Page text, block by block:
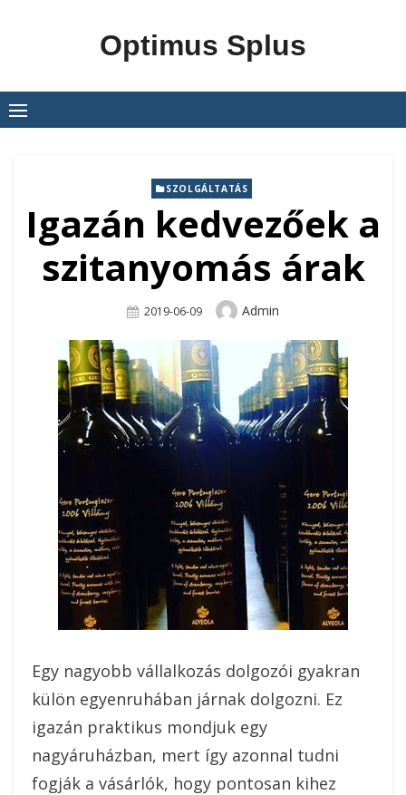
Optimus Splus
SZOLGÁLTATÁS
Igazán kedvezőek a
szitanyomás árak
Posted
2019-06-09 Author
Admin
Egy nagyobb vállalkozás dolgozói gyakran
külön egyenruhában járnak dolgozni. Ez
igazán praktikus mondjuk egy
nagyáruházban, mert így azonnal tudni
fogják a vásárlók, hogy pontosan kihez